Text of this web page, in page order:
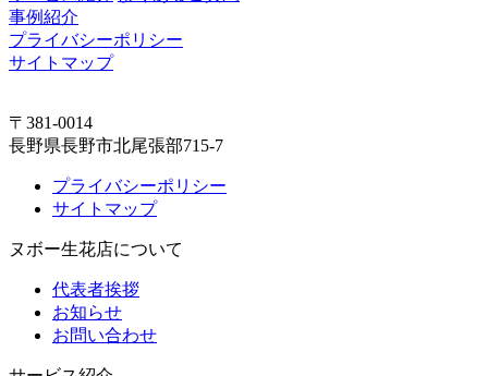
事例紹介
プライバシーポリシー
サイトマップ
〒381-0014
長野県長野市北尾張部715-7
プライバシーポリシー
サイトマップ
ヌボー生花店について
代表者挨拶
お知らせ
お問い合わせ